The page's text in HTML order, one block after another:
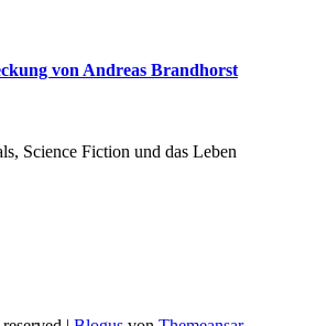
von Andreas Brandhorst
Science Fiction und das Leben